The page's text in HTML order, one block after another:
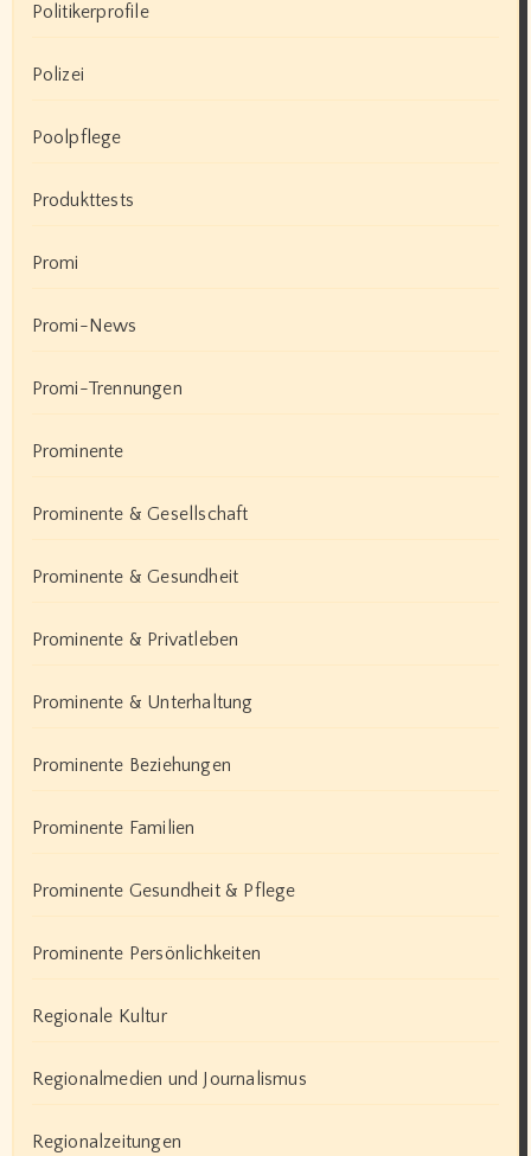
Politikerprofile
Polizei
Poolpflege
Produkttests
Promi
Promi-News
Promi-Trennungen
Prominente
Prominente & Gesellschaft
Prominente & Gesundheit
Prominente & Privatleben
Prominente & Unterhaltung
Prominente Beziehungen
Prominente Familien
Prominente Gesundheit & Pflege
Prominente Persönlichkeiten
Regionale Kultur
Regionalmedien und Journalismus
Regionalzeitungen